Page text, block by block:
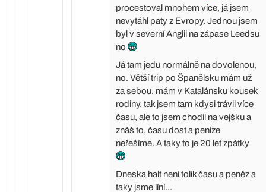
procestoval mnohem více, já jsem
nevytáhl paty z Evropy. Jednou jsem
byl v severní Anglii na zápase Leedsu
no
Já tam jedu normálně na dovolenou,
no. Větší trip po Španělsku mám už
za sebou, mám v Katalánsku kousek
rodiny, tak jsem tam kdysi trávil více
času, ale to jsem chodil na vejšku a
znáš to, času dost a peníze
neřešíme. A taky to je 20 let zpátky
Dneska halt není tolik času a peněz a
taky jsme líní...